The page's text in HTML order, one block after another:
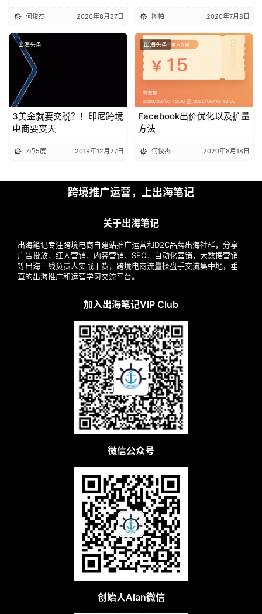
何俊杰 2020年8月27日 图帕 2020年7月8日
出海头条
3美金就要交税？！印尼跨境
电商要变天
7点5度 2019年12月27日
出海头条
Facebook出价优化以及扩量
方法
何俊杰 2020年8月18日
跨境推广运营，上出海笔记
关于出海笔记
出海笔记专注跨境电商自建站推广运营和D2C品牌出海社群，分享
广告投放，红人营销，内容营销，SEO，自动化营销，大数据营销
等出海一线负责人实战干货，跨境电商流量操盘手交流集中地，垂
直的出海推广和运营学习交流平台。
加入出海笔记VIP Club
微信公众号
创始人Alan微信